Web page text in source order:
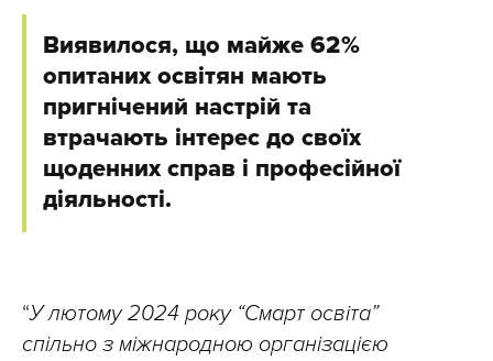
Виявилося, що майже 62 %
опитаних освітян мають
пригнічений настрій та
втрачають інтерес до своїх
щоденних справ і професійної
діяльності.
“У лютому 2024 року “Смарт освіта”
спільно з міжнародною організацією